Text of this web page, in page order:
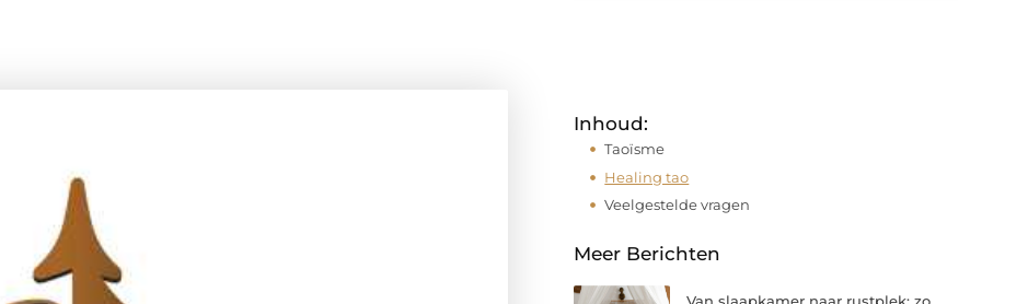
Inhoud:
Taoïsme
Healing tao
Veelgestelde vragen
Meer Berichten
Van slaapkamer naar rustplek: zo